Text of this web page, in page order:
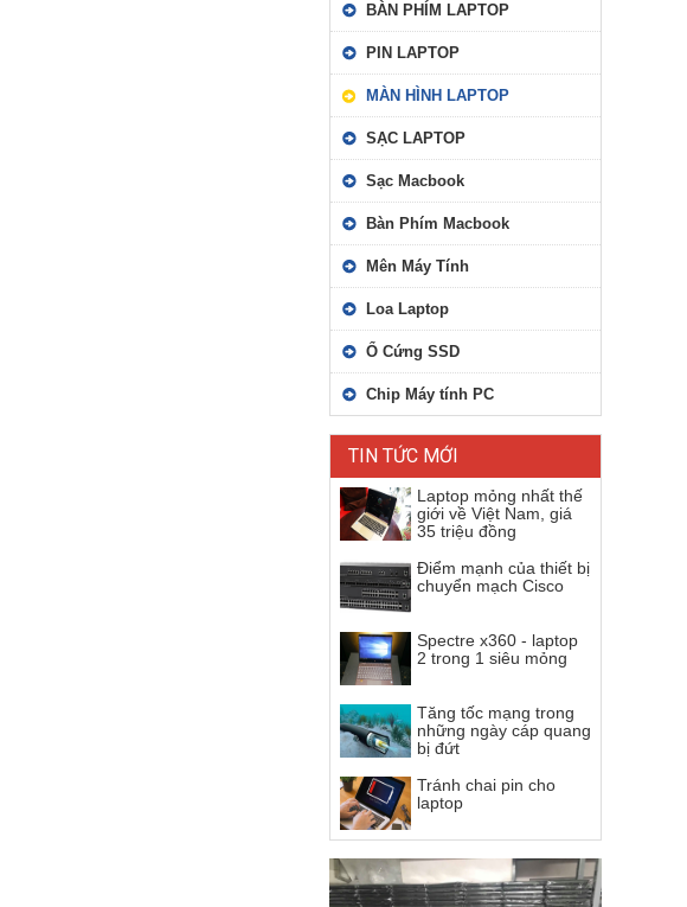
BÀN PHÍM LAPTOP
PIN LAPTOP
MÀN HÌNH LAPTOP
SẠC LAPTOP
Sạc Macbook
Bàn Phím Macbook
Mên Máy Tính
Loa Laptop
Ổ Cứng SSD
Chip Máy tính PC
TIN TỨC MỚI
Laptop mỏng nhất thế
giới về Việt Nam, giá
35 triệu đồng
Điểm mạnh của thiết bị
chuyển mạch Cisco
Spectre x360 - laptop
2 trong 1 siêu mỏng
Tăng tốc mạng trong
những ngày cáp quang
bị đứt
Tránh chai pin cho
laptop